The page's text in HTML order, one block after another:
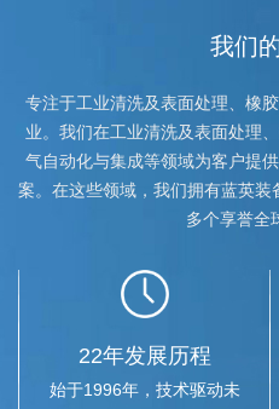
我们
专注于工业清洗及表面处理、橡
业。我们在工业清洗及表面处理
气自动化与集成等领域为客户提
案。在这些领域，我们拥有蓝英
多个享誉全
22年发展历程
始于1996年，技术驱动未
辽宁省商务厅领导一行赴
阳公司，双方就企业国际并购、
辽宁上市公司协会20余家